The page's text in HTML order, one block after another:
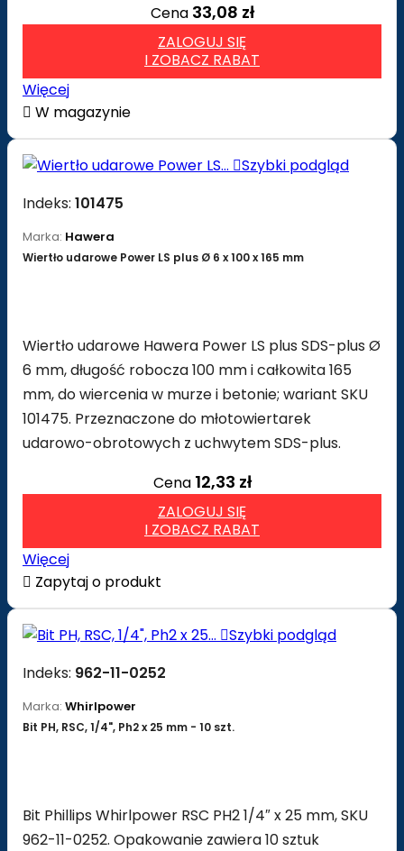
Cena 33,08 zł
ZALOGUJ SIĘ
I ZOBACZ RABAT
Więcej
 W magazynie
Szybki podgląd
Indeks: 101475
Marka: Hawera
Wiertło udarowe Power LS plus Ø 6 x 100 x 165 mm
Wiertło udarowe Hawera Power LS plus SDS-plus Ø
6 mm, długość robocza 100 mm i całkowita 165
mm, do wiercenia w murze i betonie; wariant SKU
101475. Przeznaczone do młotowiertarek
udarowo-obrotowych z uchwytem SDS-plus.
Cena 12,33 zł
ZALOGUJ SIĘ
I ZOBACZ RABAT
Więcej
 Zapytaj o produkt
Szybki podgląd
Indeks: 962-11-0252
Marka: Whirlpower
Bit PH, RSC, 1/4", Ph2 x 25 mm - 10 szt.
Bit Phillips Whirlpower RSC PH2 1/4″ x 25 mm, SKU
962-11-0252. Opakowanie zawiera 10 sztuk